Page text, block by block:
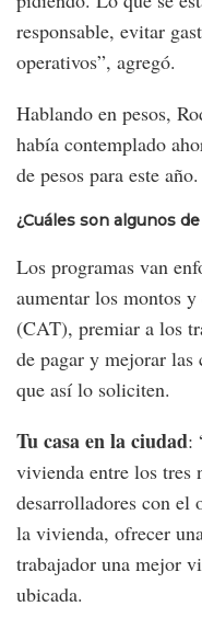
responsable, evitar
operativos”, agregó.
Hablando en pesos,
había contemplado
de pesos para este año.
¿Cuáles son algunos
Los programas van
aumentar los montos
(CAT), premiar a los
de pagar y mejorar las
que así lo soliciten.
Tu casa en la ciudad:
vivienda entre los tres
desarrolladores con el
la vivienda, ofrecer
trabajador una mejor
ubicada.